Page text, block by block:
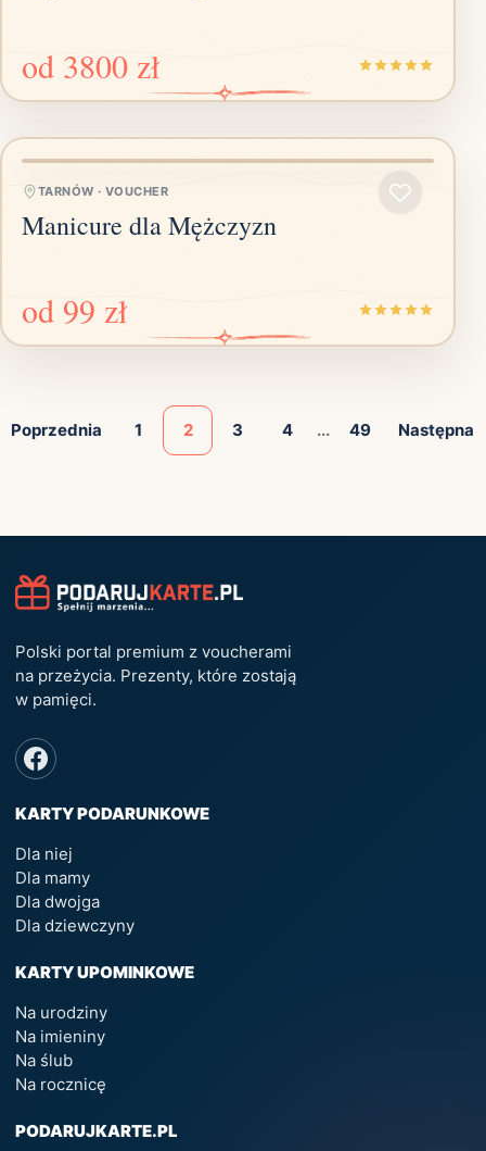
od 3800 zł
TARNÓW · VOUCHER
Manicure dla Mężczyzn
od 99 zł
Poprzednia 1 2 3 4 ... 49 Następna
Polski portal premium z voucherami
na przeżycia. Prezenty, które zostają
w pamięci.
KARTY PODARUNKOWE
Dla niej
Dla mamy
Dla dwojga
Dla dziewczyny
KARTY UPOMINKOWE
Na urodziny
Na imieniny
Na ślub
Na rocznicę
PODARUJKARTE.PL